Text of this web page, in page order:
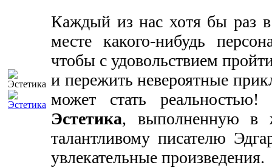
Каждый из нас хотя бы раз в
месте какого-нибудь
чтобы с удовольствием
и пережить невероятные
может стать
Эстетика, выполненную в
талантливому писателю
увлекательные произведения.